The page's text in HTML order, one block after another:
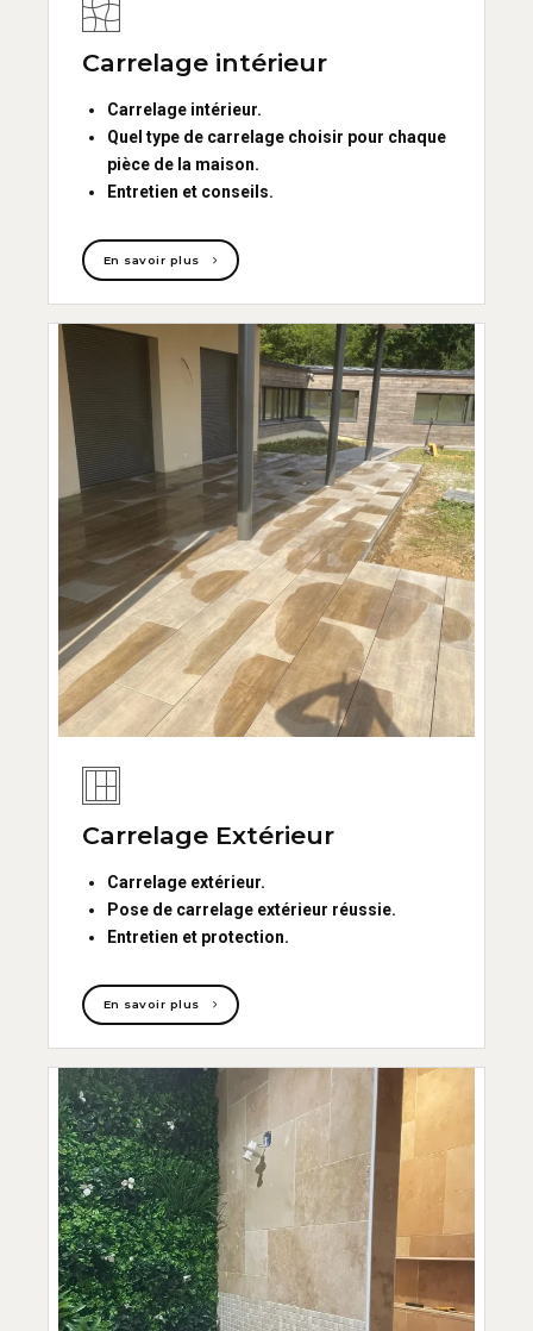
Carrelage intérieur
Carrelage intérieur.
Quel type de carrelage choisir pour chaque
pièce de la maison.
Entretien et conseils.
En savoir plus
Carrelage Extérieur
Carrelage extérieur.
Pose de carrelage extérieur réussie.
Entretien et protection.
En savoir plus